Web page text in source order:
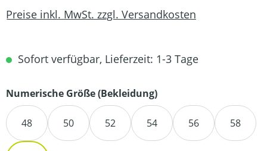
Preise inkl. MwSt. zzgl. Versandkosten
Sofort verfügbar, Lieferzeit: 1-3 Tage
Numerische Größe (Bekleidung)auswählen
48 50 52 54 56 58